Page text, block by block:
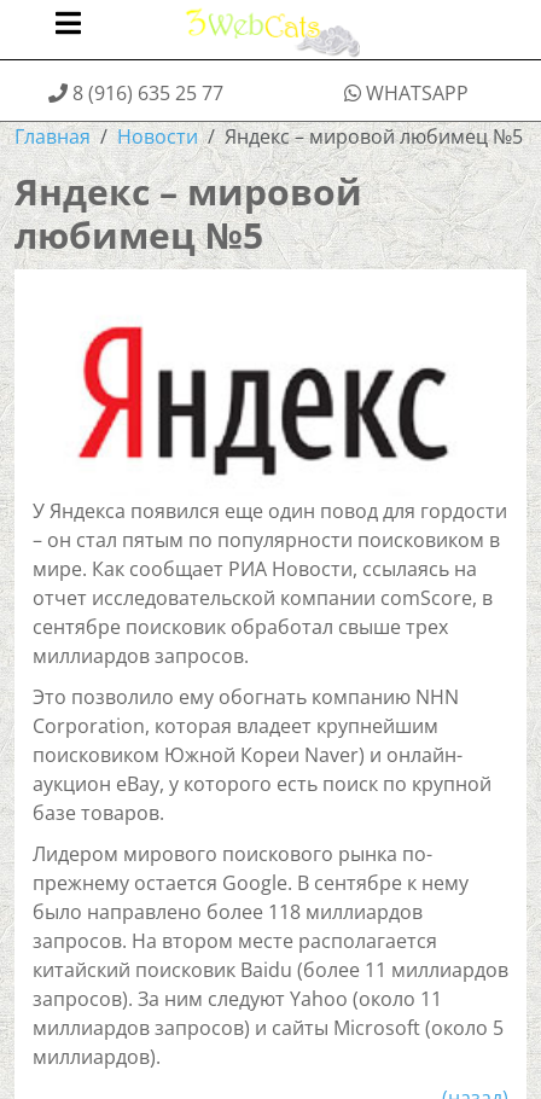
8 (916) 635 25 77
WHATSAPP
Главная
Новости Яндекс – мировой любимец №5
Яндекс – мировой
любимец №5
У Яндекса появился еще один повод для гордости
– он стал пятым по популярности поисковиком в
мире. Как сообщает РИА Новости, ссылаясь на
отчет исследовательской компании comScore, в
сентябре поисковик обработал свыше трех
миллиардов запросов.
Это позволило ему обогнать компанию NHN
Corporation, которая владеет крупнейшим
поисковиком Южной Кореи Naver) и онлайн-
аукцион eBay, у которого есть поиск по крупной
базе товаров.
Лидером мирового поискового рынка по-
прежнему остается Google. В сентябре к нему
было направлено более 118 миллиардов
запросов. На втором месте располагается
китайский поисковик Baidu (более 11 миллиардов
запросов). За ним следуют Yahoo (около 11
миллиардов запросов) и сайты Microsoft (около 5
миллиардов).